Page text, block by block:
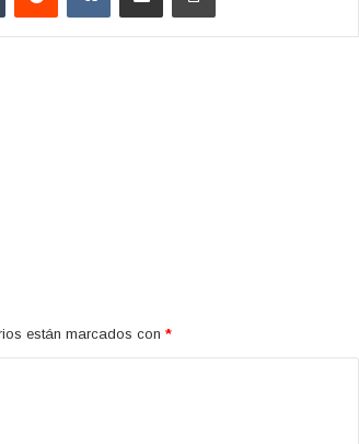
están marcados con *